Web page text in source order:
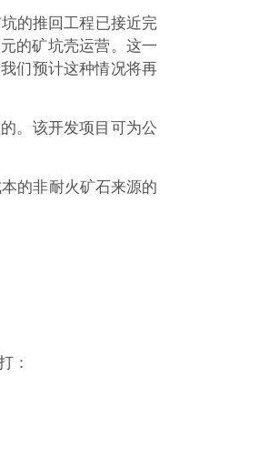
的推回工程已接近完
的矿坑壳运营。这一
们预计这种情况将再
。该开发项目可为公
的非耐火矿石来源的
：